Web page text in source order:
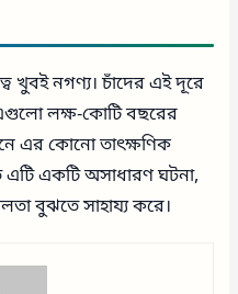
খুবই নগণ্য। চাঁদের এই দূরে
এগুলো লক্ষ-কোটি বছরের
এর কোনো তাৎক্ষণিক
এটি একটি অসাধারণ ঘটনা,
বুঝতে সাহায্য করে।